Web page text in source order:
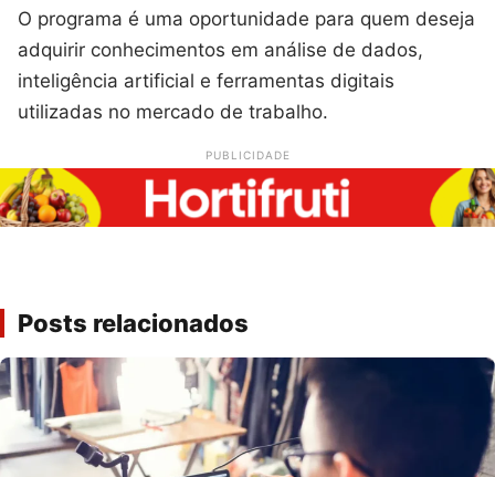
O programa é uma oportunidade para quem deseja
adquirir conhecimentos em análise de dados,
inteligência artificial e ferramentas digitais
utilizadas no mercado de trabalho.
PUBLICIDADE
Posts relacionados